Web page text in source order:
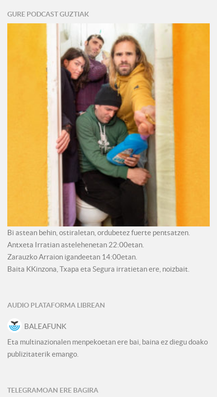
GURE PODCAST GUZTIAK
Bi astean behin, ostiraletan, ordubetez fuerte pentsatzen.
Antxeta Irratian astelehenetan 22:00etan.
Zarauzko Arraion igandeetan 14:00etan.
Baita KKinzona, Txapa eta Segura irratietan ere, noizbait.
AUDIO PLATAFORMA LIBREAN
BALEAFUNK
Eta multinazionalen menpekoetan ere bai, baina ez diegu doako
publizitaterik emango.
TELEGRAMOAN ERE BAGIRA